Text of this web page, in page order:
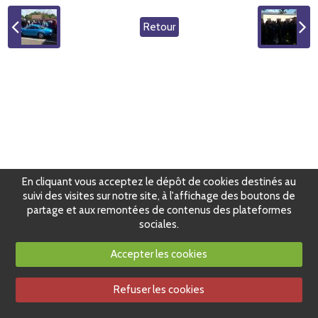
Retour
En cliquant vous acceptez le dépôt de cookies destinés au
suivi des visites sur notre site, à l'affichage des boutons de
partage et aux remontées de contenus des plateformes
sociales.
Accepter les cookies
Refuser les cookies